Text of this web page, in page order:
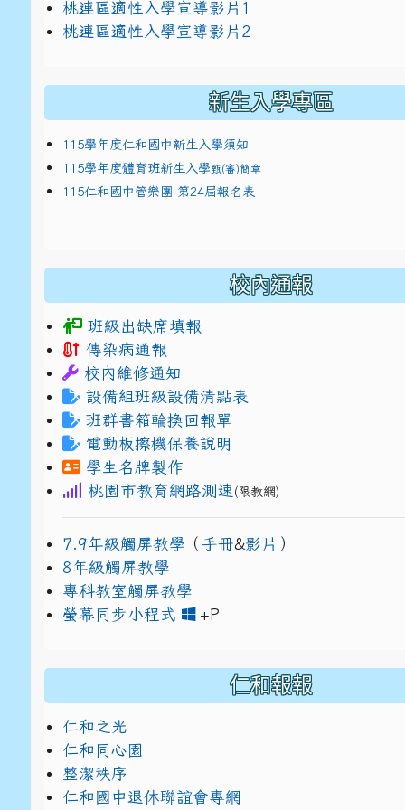
link to https://docs.google.com/
桃連區適性入學宣導影片1
link to https://docs.google.com/
桃連區適性入學宣導影片2
新生入學專區
115學年度仁和國中新生入學須知
115學年度體育班新生入學甄(審)簡章
115仁和國中管樂團 第24屆報名表
校內通報
班級出缺席填報
傳染病通報
校內維修通知
設備組班級設備清點表
班群書箱輪換回報單
電動板擦機保養說明
學生名牌製作
桃園市教育網路測速 (限教網)
7.9年級觸屏教學 （ 手冊&影片 ）
8年級觸屏教學
專科教室觸屏教學
螢幕同步小程式
+Plink to https://
link to https://
仁和報報
仁和之光
仁和同心園
整潔秩序
仁和國中退休聯誼會專網